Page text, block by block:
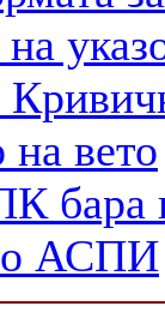
на вето
бара
АСПИ